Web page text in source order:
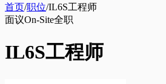
首页/职位/IL6S工程师
面议On-Site全职
IL6S工程师